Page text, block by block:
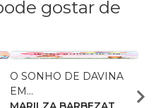
gostar de
O SONHO DE DAVINA
EM...